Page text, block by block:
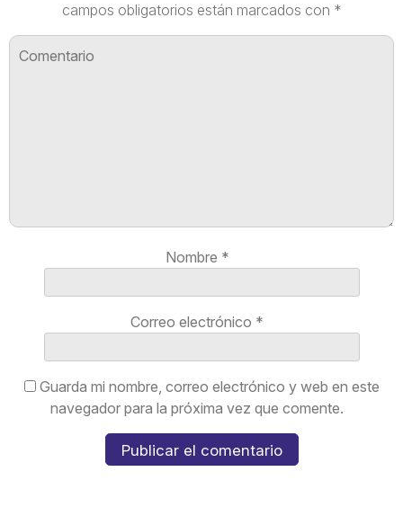
campos obligatorios están marcados con *
Nombre *
Correo electrónico *
Guarda mi nombre, correo electrónico y web en este
navegador para la próxima vez que comente.